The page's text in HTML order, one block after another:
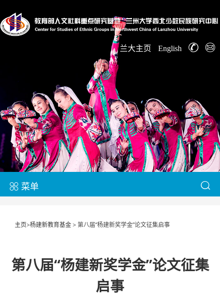
兰大主页 English
菜单
主页>杨建新教育基金> 第八届“杨建新奖学金”论文征集启事
第八届“杨建新奖学金”论文征集
启事